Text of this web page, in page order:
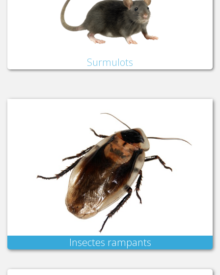
Surmulots
Insectes rampants